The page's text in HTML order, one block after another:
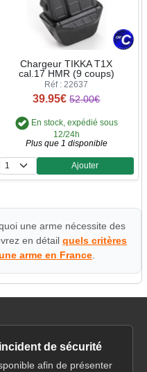
Chargeur TIKKA T1X
cal.17 HMR (9 coups)
Réf : 22637
39.95€ 52.00€
En stock, expédié sous
12/24h
Plus que 1 disponible
Quantité
Ajouter
une arme nécessite des
en détailquels critères
arme en France.
de sécurité
afin de présenter